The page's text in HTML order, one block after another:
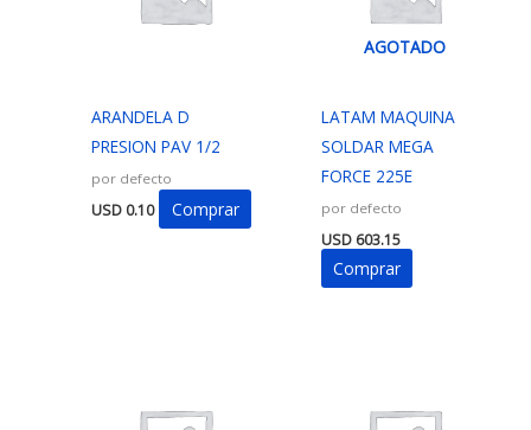
ARANDELA D
PRESION PAV 1/2
por defecto
USD 0.10 Comprar
AGOTADO
LATAM MAQUINA
SOLDAR MEGA
FORCE 225E
por defecto
USD603.15
Comprar